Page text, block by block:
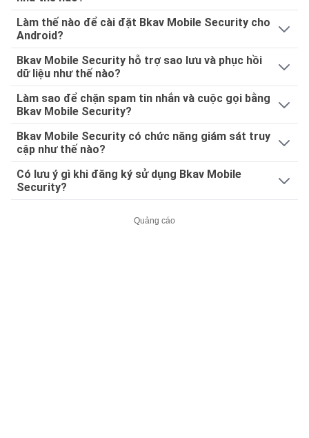
Làm thế nào để cài đặt Bkav Mobile Security cho
Android?
Bkav Mobile Security hỗ trợ sao lưu và phục hồi
dữ liệu như thế nào?
Làm sao để chặn spam tin nhắn và cuộc gọi bằng
Bkav Mobile Security?
Bkav Mobile Security có chức năng giám sát truy
cập như thế nào?
Có lưu ý gì khi đăng ký sử dụng Bkav Mobile
Security?